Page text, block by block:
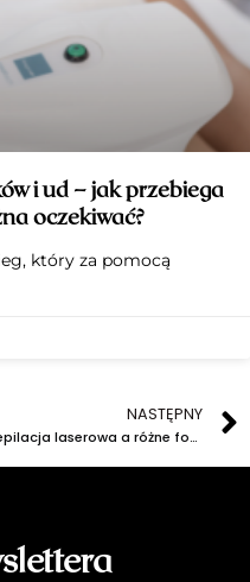
i ud – jak przebiega
oczekiwać?
który za pomocą
NASTĘPNY
Depilacja laserowa a różne fototypy skóry: co warto wiedzieć?